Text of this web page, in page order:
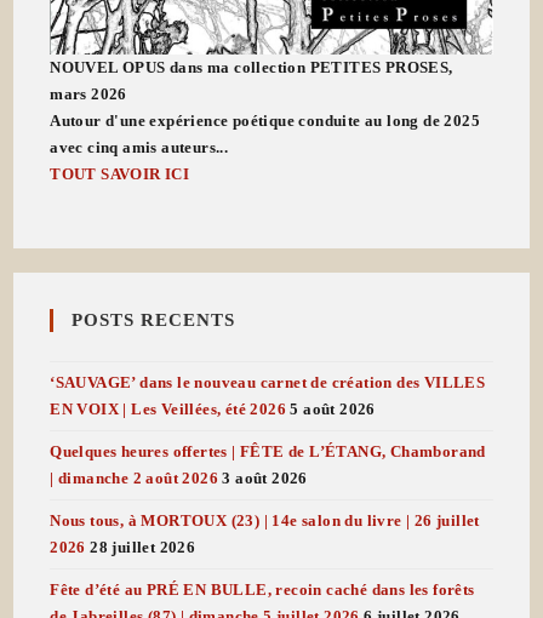
NOUVEL OPUS dans ma collection PETITES PROSES,
mars 2026
Autour d'une expérience poétique conduite au long de 2025
avec cinq amis auteurs...
TOUT SAVOIR ICI
POSTS RECENTS
‘SAUVAGE’ dans le nouveau carnet de création des VILLES
EN VOIX | Les Veillées, été 2026 5 août 2026
Quelques heures offertes | FÊTE de L’ÉTANG, Chamborand
| dimanche 2 août 2026 3 août 2026
Nous tous, à MORTOUX (23) | 14e salon du livre | 26 juillet
2026 28 juillet 2026
Fête d’été au PRÉ EN BULLE, recoin caché dans les forêts